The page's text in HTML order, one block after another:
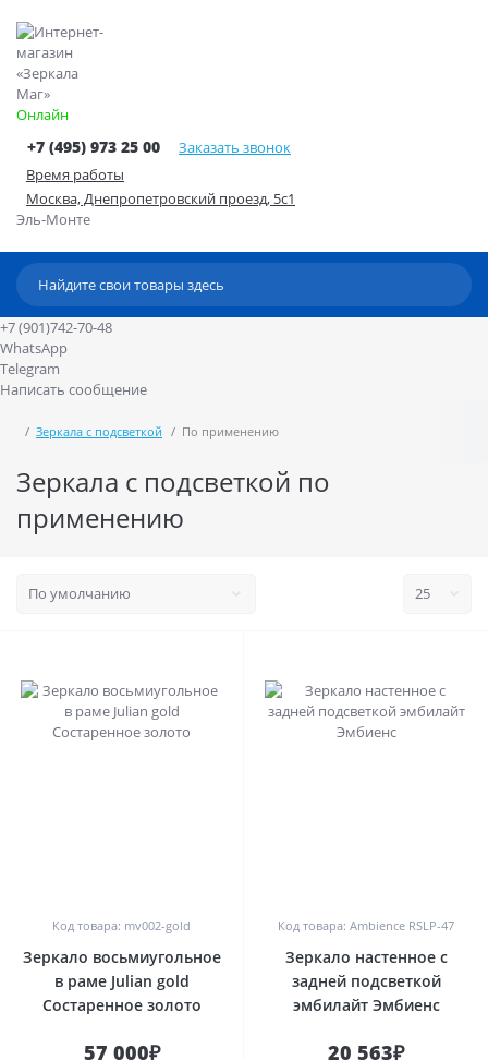
Онлайн
+7 (495) 973 25 00
Заказать звонок
Время работы
Москва, Днепропетровский проезд, 5с1
Эль-Монте
+7 (901)742-70-48
WhatsApp
Telegram
Написать сообщение
Зеркала с подсветкой По применению
Зеркала с подсветкой по
применению
Код товара: mv002-gold
Зеркало восьмиугольное
в раме Julian gold
Состаренное золото
57 000₽
Код товара: Ambience RSLP-47
Зеркало настенное с
задней подсветкой
эмбилайт Эмбиенс
20 563₽